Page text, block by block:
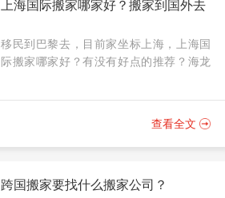
用自己怎么动手，只需指导提需求就可以
上海国际搬家哪家好？搬家到国外去
移民到巴黎去，目前家坐标上海，上海国
际搬家哪家好？有没有好点的推荐？海龙
查看全文
跨国搬家要找什么搬家公司？